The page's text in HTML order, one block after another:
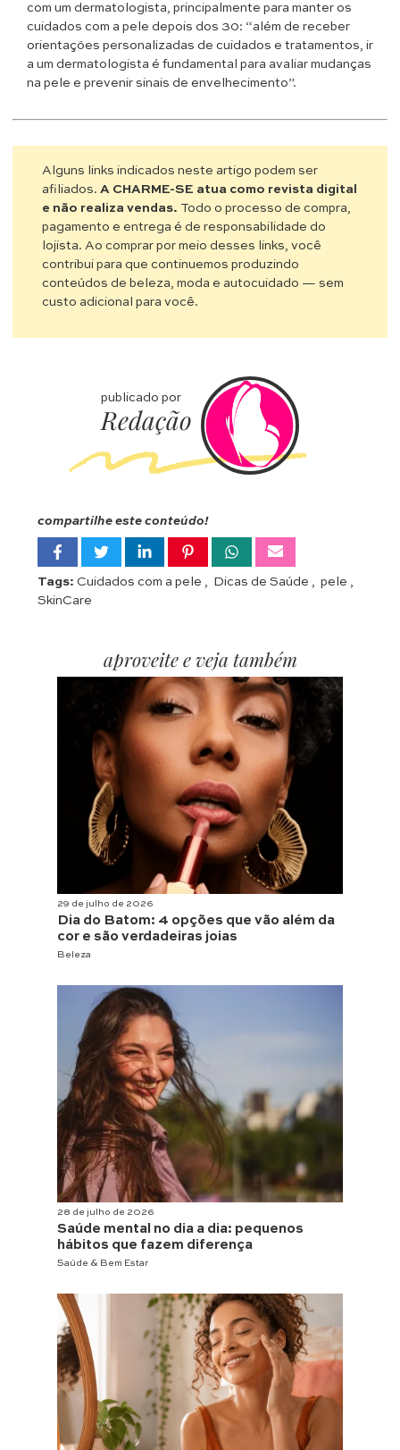
com um dermatologista, principalmente para manter os
cuidados com a pele depois dos 30: “além de receber
orientações personalizadas de cuidados e tratamentos, ir
a um dermatologista é fundamental para avaliar mudanças
na pele e prevenir sinais de envelhecimento”.
Alguns links indicados neste artigo podem ser
afiliados.A CHARME-SE atua como revista digital
e não realiza vendas. Todo o processo de compra,
pagamento e entrega é de responsabilidade do
lojista. Ao comprar por meio desses links, você
contribui para que continuemos produzindo
conteúdos de beleza, moda e autocuidado — sem
custo adicional para você.
compartilhe este conteúdo!
Tags: Cuidados com a pele , Dicas de Saúde , pele ,
SkinCare
publicado por
Redação
aproveite e veja também
29 de julho de 2026
Dia do Batom: 4 opções que vão além da
cor e são verdadeiras joias
Beleza
28 de julho de 2026
Saúde mental no dia a dia: pequenos
hábitos que fazem diferença
Saúde & Bem Estar